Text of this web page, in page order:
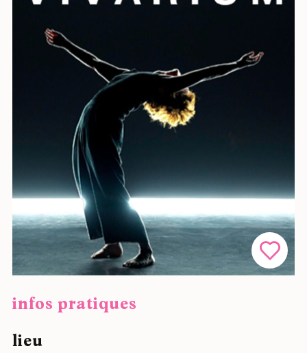
infos pratiques
lieu